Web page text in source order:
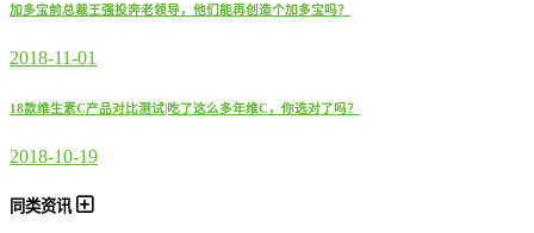
加多宝前总裁王强投奔老领导，他们能再创造个加多宝吗？
2018-11-01
18款维生素C产品对比测试|吃了这么多年维C，你选对了吗？
2018-10-19
同类资讯